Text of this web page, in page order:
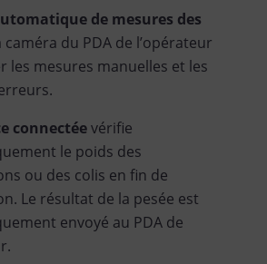
de mesures des
caméra du PDA de l’opérateur
les mesures manuelles et les
connectéevérifie
le poids des
ou des colis en fin de
Le résultat de la pesée est
envoyé au PDA de